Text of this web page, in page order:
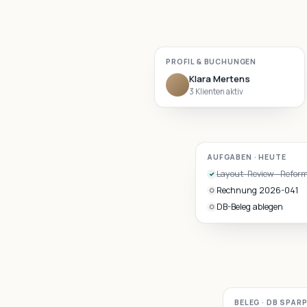
PROFIL & BUCHUNGEN
Klara Mertens
3 Klienten aktiv
AUFGABEN · HEUTE
✓ Layout-Review ·
○ Rechnung 2026-041
○ DB-Beleg ablegen
BELEG · DB